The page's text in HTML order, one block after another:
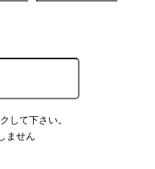
して下さい。
ません